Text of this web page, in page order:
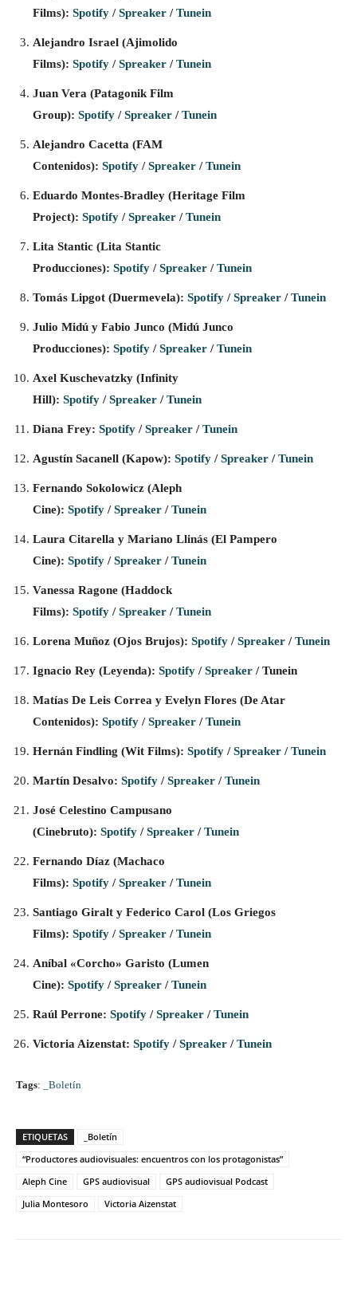
Films): Spotify /Spreaker /Tunein
Alejandro Israel (Ajimolido
Films): Spotify /Spreaker /Tunein
Juan Vera (Patagonik Film
Group): Spotify /Spreaker /Tunein
Alejandro Cacetta (FAM
Contenidos): Spotify /Spreaker /Tunein
Eduardo Montes-Bradley (Heritage Film
Project): Spotify /Spreaker /Tunein
Lita Stantic (Lita Stantic
Producciones): Spotify /Spreaker /Tunein
Tomás Lipgot (Duermevela): Spotify /Spreaker /Tunein
Julio Midú y Fabio Junco (Midú Junco
Producciones): Spotify /Spreaker /Tunein
Axel Kuschevatzky (Infinity
Hill): Spotify /Spreaker /Tunein
Diana Frey: Spotify /Spreaker /Tunein
Agustín Sacanell (Kapow): Spotify /Spreaker /Tunein
Fernando Sokolowicz (Aleph
Cine): Spotify /Spreaker /Tunein
Laura Citarella y Mariano Llinás (El Pampero
Cine): Spotify /Spreaker /Tunein
Vanessa Ragone (Haddock
Films): Spotify /Spreaker /Tunein
Lorena Muñoz (Ojos Brujos): Spotify /Spreaker /Tunein
Ignacio Rey (Leyenda): Spotify /Spreaker / Tunein
Matías De Leis Correa y Evelyn Flores (De Atar
Contenidos): Spotify /Spreaker /Tunein
Hernán Findling (Wit Films): Spotify /Spreaker /Tunein
Martín Desalvo: Spotify /Spreaker /Tunein
José Celestino Campusano
(Cinebruto): Spotify /Spreaker /Tunein
Fernando Díaz (Machaco
Films): Spotify /Spreaker /Tunein
Santiago Giralt y Federico Carol (Los Griegos
Films): Spotify /Spreaker /Tunein
Aníbal «Corcho» Garisto (Lumen
Cine): Spotify /Spreaker /Tunein
Raúl Perrone: Spotify /Spreaker /Tunein
Victoria Aizenstat: Spotify /Spreaker /Tunein
Tags: _Boletín
ETIQUETAS
_Boletín
“Productores audiovisuales: encuentros con los protagonistas”
Aleph Cine
GPS audiovisual
GPS audiovisual Podcast
Julia Montesoro
Victoria Aizenstat